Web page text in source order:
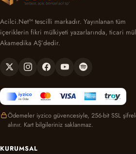
Acilci.Net™ tescilli markadır. Yayınlanan tüm
içeriklerin fikri mülkiyeti yazarlarında, ticari
Akamedika AŞ’dedir.
Ödemeler iyzico güvencesiyle, 256-bit SSL
alınır. Kart bilgileriniz saklanmaz.
KURUMSAL